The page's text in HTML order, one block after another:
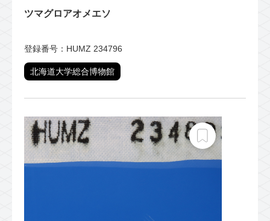
ツマグロアオメエソ
登録番号：HUMZ 234796
北海道大学総合博物館